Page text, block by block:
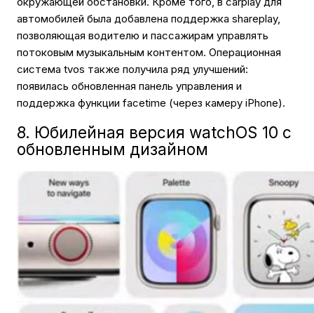
автомобилей была добавлена поддержка shareplay,
позволяющая водителю и пассажирам управлять
потоковым музыкальным контентом. Операционная
система tvos также получила ряд улучшений:
появилась обновленная панель управления и
поддержка функции facetime (через камеру iPhone).
8. Юбилейная версия watchOS 10 с
обновленным дизайном